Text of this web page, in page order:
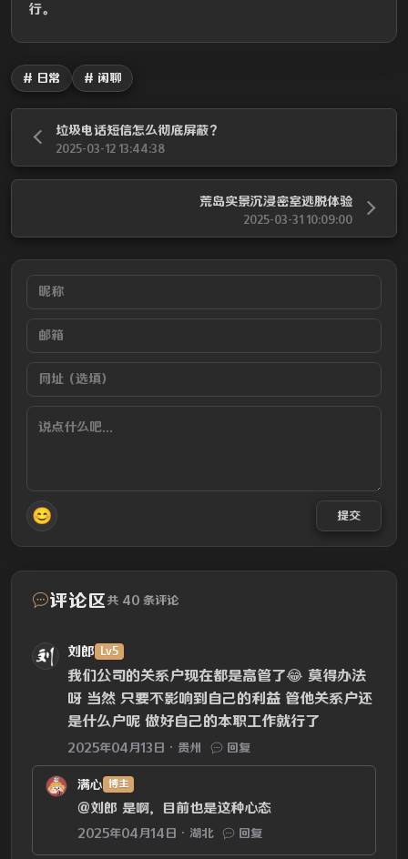
行。
# 日常 # 闲聊
垃圾电话短信怎么彻底屏蔽？
2025-03-12 13:44:38
荒岛实景沉浸密室逃脱体验
2025-03-31 10:09:00
😊 提交
评论区 共 40 条评论
刘郎 Lv5
我们公司的关系户现在都是高管了😂 莫得办法
呀 当然 只要不影响到自己的利益 管他关系户还
是什么户呢 做好自己的本职工作就行了
2025年04月13日 贵州 回复
满心 博主
@刘郎 是啊，目前也是这种心态
2025年04月14日 湖北 回复